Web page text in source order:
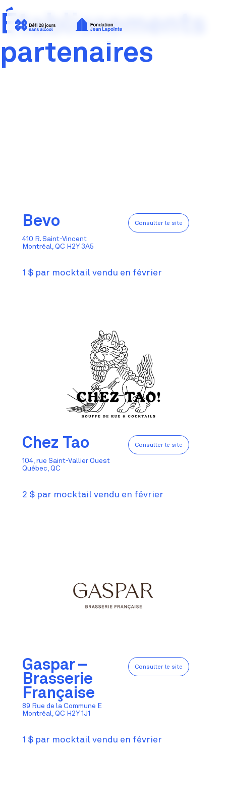
Établissements
partenaires
Bevo Consulter le site
410 R. Saint-Vincent
Montréal, QC H2Y 3A5
1 $ par mocktail vendu en février
Chez Tao Consulter le site
104, rue Saint-Vallier Ouest
Québec, QC
2 $ par mocktail vendu en février
Gaspar –
Brasserie
Française
Consulter le site
89 Rue de la Commune E
Montréal, QC H2Y 1J1
1 $ par mocktail vendu en février